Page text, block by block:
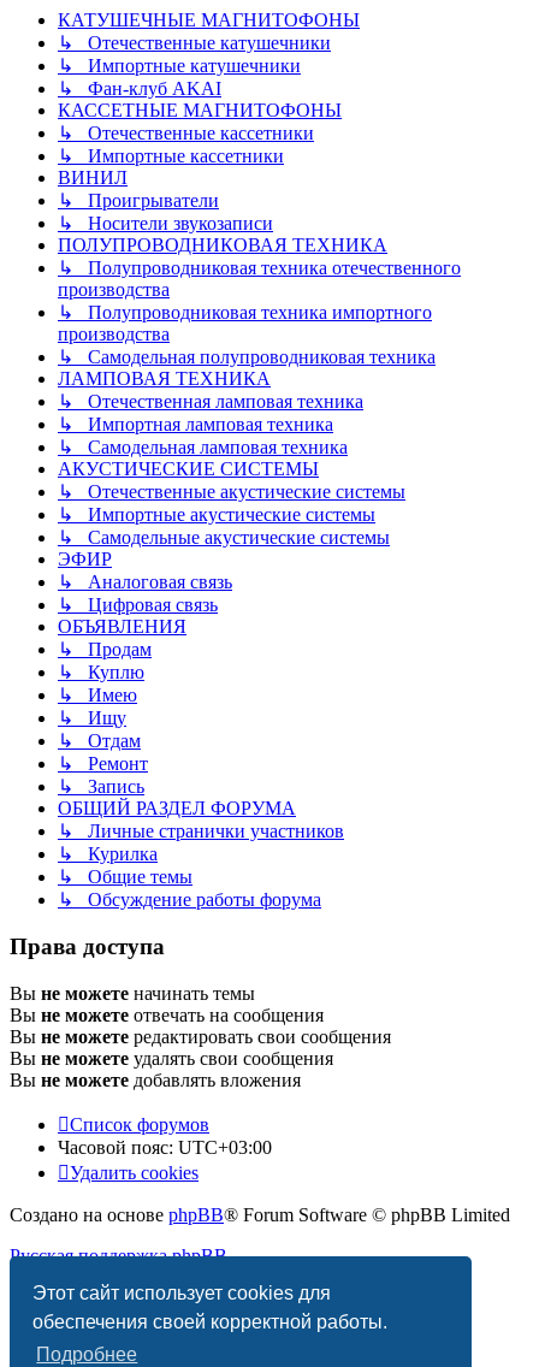
Этот сайт использует cookies для
обеспечения своей корректной работы.
Подробнее
КАТУШЕЧНЫЕ МАГНИТОФОНЫ
↳ Отечественные катушечники
↳ Импортные катушечники
↳ Фан-клуб AKAI
КАССЕТНЫЕ МАГНИТОФОНЫ
↳ Отечественные кассетники
↳ Импортные кассетники
ВИНИЛ
↳ Проигрыватели
↳ Носители звукозаписи
ПОЛУПРОВОДНИКОВАЯ ТЕХНИКА
↳ Полупроводниковая техника отечественного
производства
↳ Полупроводниковая техника импортного
производства
↳ Самодельная полупроводниковая техника
ЛАМПОВАЯ ТЕХНИКА
↳ Отечественная ламповая техника
↳ Импортная ламповая техника
↳ Самодельная ламповая техника
АКУСТИЧЕСКИЕ СИСТЕМЫ
↳ Отечественные акустические системы
↳ Импортные акустические системы
↳ Самодельные акустические системы
ЭФИР
↳ Аналоговая связь
↳ Цифровая связь
ОБЪЯВЛЕНИЯ
↳ Продам
↳ Куплю
↳ Имею
↳ Ищу
↳ Отдам
↳ Ремонт
↳ Запись
ОБЩИЙ РАЗДЕЛ ФОРУМА
↳ Личные странички участников
↳ Курилка
↳ Общие темы
↳ Обсуждение работы форума
Права доступа
Вы не можете начинать темы
Вы не можете отвечать на сообщения
Вы не можете редактировать свои сообщения
Вы не можете удалять свои сообщения
Вы не можете добавлять вложения
Список форумов
Часовой пояс: UTC+03:00
Удалить cookies
Создано на основе phpBB® Forum Software © phpBB Limited
Русская поддержка phpBB
Конфиденциальность |Правила